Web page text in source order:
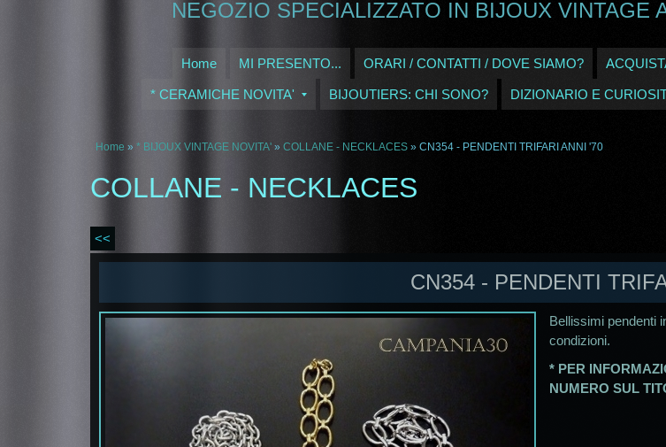
NEGOZIO SPECIALIZZATO IN BIJOUX VINTAGE
Home MI PRESENTO... ORARI / CONTATTI / DOVE SIAMO?
* CERAMICHE NOVITA' BIJOUTIERS: CHI SONO? DIZIONARIO E
Home » * BIJOUX VINTAGE NOVITA' » COLLANE - NECKLACES » CN354 - PENDENTI TRIFARI ANNI '70
COLLANE - NECKLACES
<<
CN354 - PENDENTI
Bellissimi pendenti
condizioni.
* PER
NUMERO SUL